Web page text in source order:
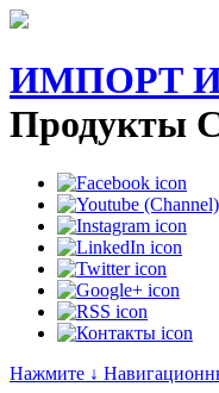
ИМПОРТ
Продукты
Нажмите ↓